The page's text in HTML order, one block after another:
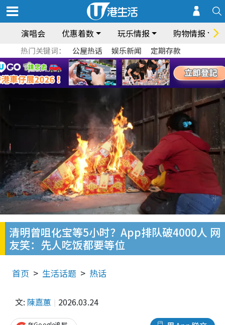
演唱会 优惠着数 玩乐情报 购物情报
热门关键词： 公屋热话 娱乐新闻 定期存款
清明曾咀化宝等5小时？App排队破4000人 网
友笑：先人吃饭都要等位
首页 生活话题 热话
文: 陳嘉蕙 2026.03.24